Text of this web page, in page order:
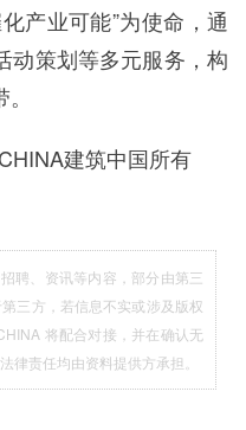
产业可能”为使命，通
动策划等多元服务，构
建筑中国所有
聘、资讯等内容，部分由第三
三方，若信息不实或涉及版权
将配合对接，并在确认无
律责任均由资料提供方承担。